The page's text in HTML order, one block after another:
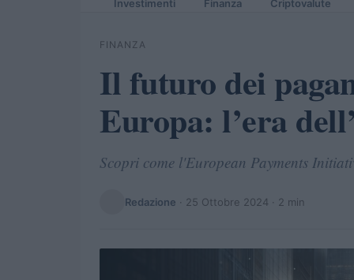
Investimenti Finanza Criptovalute
FINANZA
Il futuro dei
Europa: l’era
Scopri come l'European Payments
Redazione · 25 Ottobre 2024 · 2 min